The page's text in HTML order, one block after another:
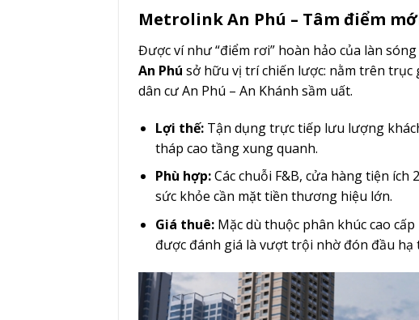
Metrolink An Phú – Tâm điểm
Được ví như “điểm rơi” hoàn hảo của làn
An Phú sở hữu vị trí chiến lược: nằm trên trục
dân cư An Phú – An Khánh sầm uất.
Lợi thế:Tận dụng trực tiếp lưu lượng
tháp cao tầng xung quanh.
Phù hợp:Các chuỗi F&B, cửa hàng tiện ích
sức khỏe cần mặt tiền thương hiệu lớn.
Giá thuê:Mặc dù thuộc phân khúc cao
được đánh giá là vượt trội nhờ đón đầu hạ